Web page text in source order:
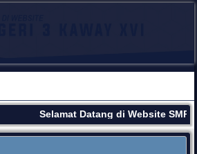
Selamat Datang di Website